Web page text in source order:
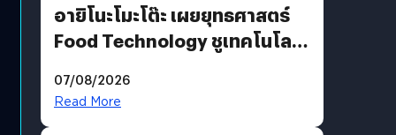
อายิโนะโมะโต๊ะ เผยยุทธศาสตร์
Food Technology ชูเทคโนโลยี
บริโภคและ B2B
07/08/2026
Read More